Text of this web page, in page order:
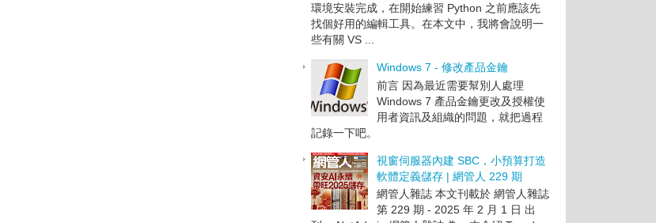
環境安裝完成，在開始練習 Python 之前應該先
找個好用的編輯工具。在本文中，我將會說明一
些有關 VS ...
Windows 7 - 修改產品金鑰
前言 因為最近需要幫別人處理
Windows 7 產品金鑰更改及授權使
用者資訊及組織的問題，就把過程
記錄一下吧。
視窗伺服器內建 SBC，小預算打造
軟體定義儲存 | 網管人 229 期
網管人雜誌 本文刊載於 網管人雜誌
第 229 期 - 2025 年 2 月 1 日 出